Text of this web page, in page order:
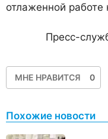
отлаженной
Пресс-
МНЕ НРАВИТСЯ 0
Похожие новости